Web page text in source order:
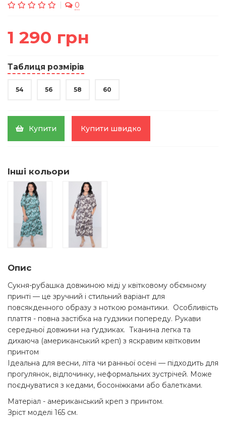
0
1 290 грн
Таблиця розмірів
54 56 58 60
Купити Купити швидко
Інші кольори
Опис
Сукня-рубашка довжиною міді у квітковому обємному
принті — це зручний і стильний варіант для
повсякденного образу з ноткою романтики. Особливість
плаття - повна застібка на гудзики попереду. Рукави
середньої довжини на ґудзиках. Тканина легка та
дихаюча (американський креп) з яскравим квітковим
принтом
Ідеальна для весни, літа чи ранньої осені — підходить для
прогулянок, відпочинку, неформальних зустрічей. Може
поєднуватися з кедами, босоніжками або балетками.
Матеріал - американський креп з принтом.
Зріст моделі 165 см.